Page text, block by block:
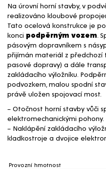
Na úrovní horní stavby, v
realizováno kloubové
Tato ocelová konstrukce je
konci podpěrným vozem .
pásovým dopravníkem s
přijímán materiál z předchozí
pasové dopravy) a dále
zakládacího výložníku.
podvozkem, malou spodní
právě uložen spojovací most.
– Otočnost horní stavby vůči
elektromechanickými pohony.
– Naklápění zakládacího
kladkostroje a dvojice
Provozní hmotnost